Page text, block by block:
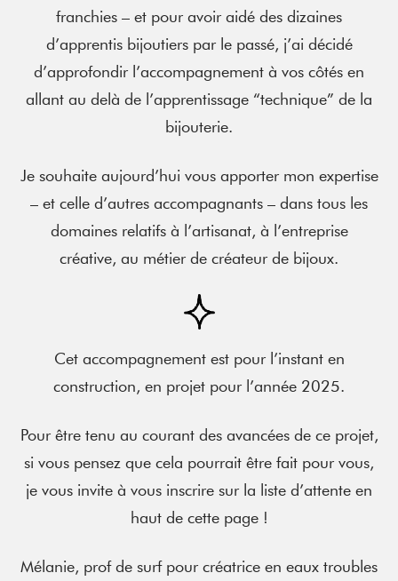
franchies – et pour avoir aidé des dizaines
d’apprentis bijoutiers par le passé, j’ai décidé
d’approfondir l’accompagnement à vos côtés en
allant au delà de l’apprentissage “technique” de la
bijouterie.
Je souhaite aujourd’hui vous apporter mon expertise
– et celle d’autres accompagnants – dans tous les
domaines relatifs à l’artisanat, à l’entreprise
créative, au métier de créateur de bijoux.
Cet accompagnement est pour l’instant en
construction, en projet pour l’année 2025.
Pour être tenu au courant des avancées de ce projet,
si vous pensez que cela pourrait être fait pour vous,
je vous invite à vous inscrire sur la liste d’attente en
haut de cette page !
Mélanie, prof de surf pour créatrice en eaux troubles